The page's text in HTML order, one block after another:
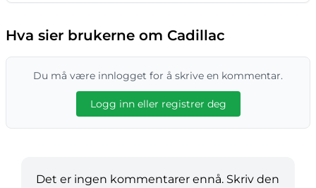
Hva sier brukerne om Cadillac
Du må være innlogget for å skrive en kommentar.
Logg inn eller registrer deg
Det er ingen kommentarer ennå. Skriv den